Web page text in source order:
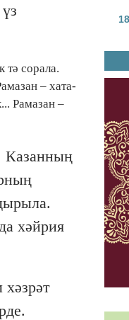
тә сорала.
– хата-
Рамазан –
Казанның
хәйрия